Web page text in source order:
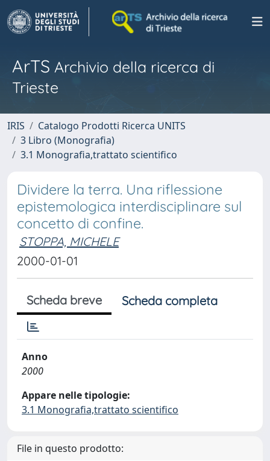
ArTS Archivio della ricerca di
Trieste
IRIS
Catalogo Prodotti Ricerca UNITS
3 Libro (Monografia)
3.1 Monografia,trattato scientifico
Dividere la terra. Una riflessione
epistemologica interdisciplinare sul
concetto di confine.
STOPPA, MICHELE
2000-01-01
Scheda breve Scheda completa
Anno
2000
Appare nelle tipologie:
3.1 Monografia,trattato scientifico
File in questo prodotto: